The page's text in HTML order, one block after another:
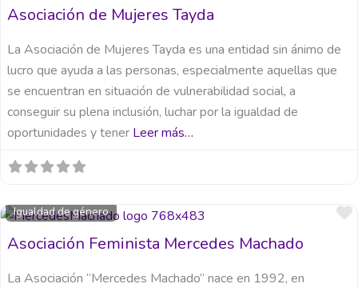
Asociación de Mujeres Tayda
La Asociación de Mujeres Tayda es una entidad sin ánimo de
lucro que ayuda a las personas, especialmente aquellas que
se encuentran en situación de vulnerabilidad social, a
conseguir su plena inclusión, luchar por la igualdad de
oportunidades y tener Leer más…
Igualdad de género
Asociación Feminista Mercedes Machado
La Asociación “Mercedes Machado” nace en 1992, en